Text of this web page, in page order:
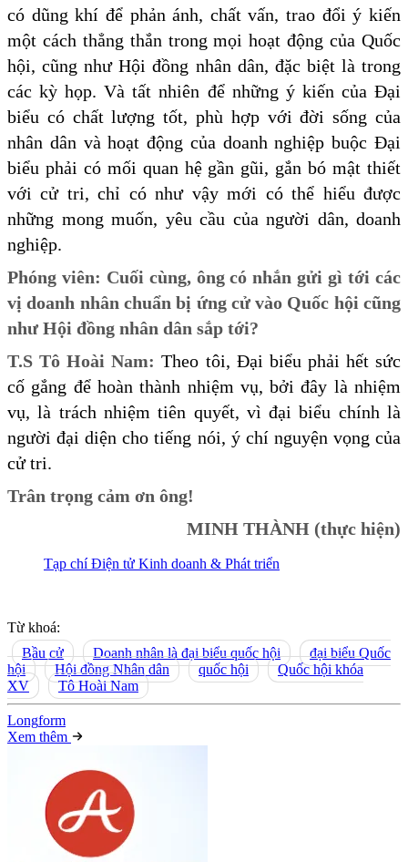
có dũng khí để phản ánh, chất vấn, trao đổi ý kiến
một cách thẳng thắn trong mọi hoạt động của Quốc
hội, cũng như Hội đồng nhân dân, đặc biệt là trong
các kỳ họp. Và tất nhiên để những ý kiến của Đại
biểu có chất lượng tốt, phù hợp với đời sống của
nhân dân và hoạt động của doanh nghiệp buộc Đại
biểu phải có mối quan hệ gần gũi, gắn bó mật thiết
với cử tri, chỉ có như vậy mới có thể hiểu được
những mong muốn, yêu cầu của người dân, doanh
nghiệp.
Phóng viên: Cuối cùng, ông có nhắn gửi gì tới các
vị doanh nhân chuẩn bị ứng cử vào Quốc hội cũng
như Hội đồng nhân dân sắp tới?
T.S Tô Hoài Nam: Theo tôi, Đại biểu phải hết sức
cố gắng để hoàn thành nhiệm vụ, bởi đây là nhiệm
vụ, là trách nhiệm tiên quyết, vì đại biểu chính là
người đại diện cho tiếng nói, ý chí nguyện vọng của
cử tri.
Trân trọng cảm ơn ông!
MINH THÀNH (thực hiện)
Tạp chí Điện tử Kinh doanh & Phát triển
Từ khoá:
Bầu cử
Doanh nhân là đại biểu quốc hội
đại biểu Quốc
hội
Hội đồng Nhân dân quốc hội
Quốc hội khóa
XV
Tô Hoài Nam
Longform
Xem thêm